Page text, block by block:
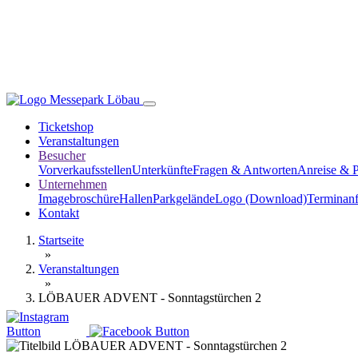
Ticketshop
Veranstaltungen
Besucher
VorverkaufsstellenUnterkünfteFragen & AntwortenAnreise &
Unternehmen
ImagebroschüreHallenParkgeländeLogo (Download)
Kontakt
Startseite
»
Veranstaltungen
»
LÖBAUER ADVENT - Sonntagstürchen 2